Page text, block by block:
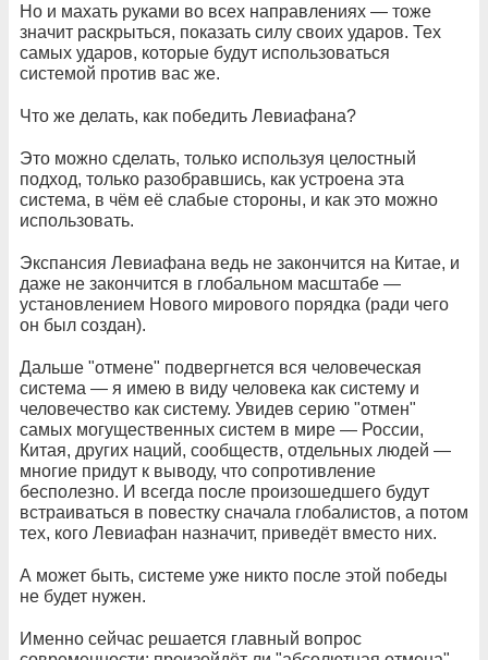
Но и махать руками во всех направлениях — тоже
значит раскрыться, показать силу своих ударов. Тех
самых ударов, которые будут использоваться
системой против вас же.
Что же делать, как победить Левиафана?
Это можно сделать, только используя целостный
подход, только разобравшись, как устроена эта
система, в чём её слабые стороны, и как это можно
использовать.
Экспансия Левиафана ведь не закончится на Китае, и
даже не закончится в глобальном масштабе —
установлением Нового мирового порядка (ради чего
он был создан).
Дальше "отмене" подвергнется вся человеческая
система — я имею в виду человека как систему и
человечество как систему. Увидев серию "отмен"
самых могущественных систем в мире — России,
Китая, других наций, сообществ, отдельных людей —
многие придут к выводу, что сопротивление
бесполезно. И всегда после произошедшего будут
встраиваться в повестку сначала глобалистов, а потом
тех, кого Левиафан назначит, приведёт вместо них.
А может быть, системе уже никто после этой победы
не будет нужен.
Именно сейчас решается главный вопрос